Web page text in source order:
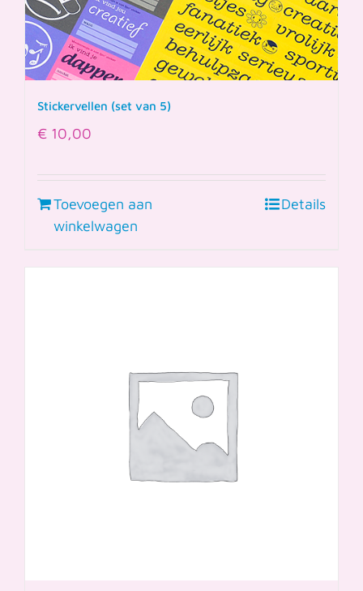
Stickervellen (set van 5)
€ 10,00
Toevoegen aan
winkelwagen
Details